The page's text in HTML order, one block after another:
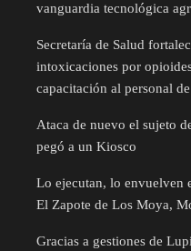
vanguardia tecnológica
Secretaría de Salud
intoxicaciones por
capacitación al personal
Ataca de nuevo el sujeto
pegó a un Kiosco
Lo ejecutan, lo envuelven
El Zapote de Los Moya,
Gracias a gestiones de